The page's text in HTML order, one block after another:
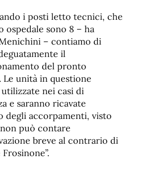
i posti letto tecnici, che
ospedale sono 8 – ha
– contiamo di
il
del pronto
Le unità in questione
nei casi di
e saranno ricavate
degli accorpamenti, visto
può contare
breve al contrario di